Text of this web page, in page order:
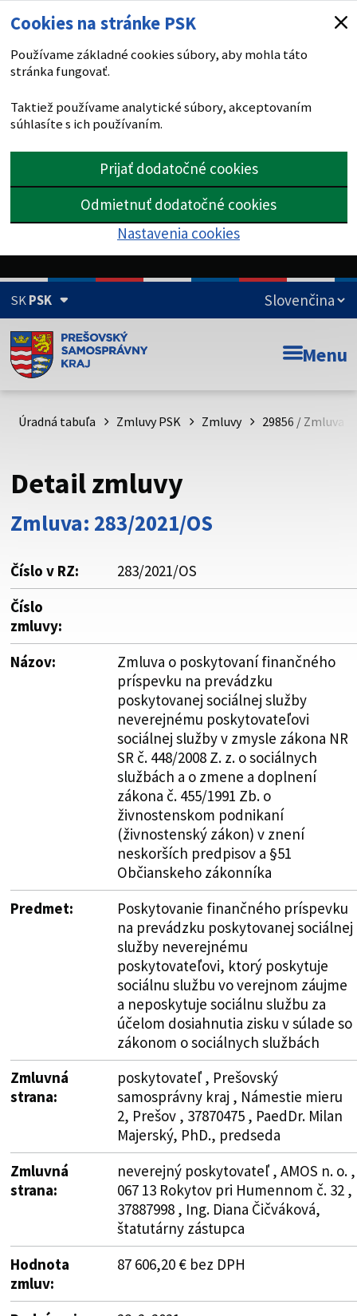
Cookies na stránke PSK
Používame základné cookies súbory, aby mohla táto
stránka fungovať.
Taktiež používame analytické súbory, akceptovaním
súhlasíte s ich používaním.
Prijať dodatočné cookies
Odmietnuť dodatočné cookies
Nastavenia cookies
SKPSK
Doména psk.sk je oficiálna
Toto je oficiálna webová stránka Prešovského
psk.sk.
Buďte pozorní a vždy sa uistite, že zdieľate informácie iba
cez zabezpečenú webovú stránku. Zabezpečená stránka
vždy začína https:// pred názvom domény webového sídla.
Menu
Úradná tabuľa Zmluvy PSK Zmluvy 29856 / Zmluva
Detail zmluvy
Zmluva: 283/2021/OS
Číslo v RZ:
283/2021/OS
Číslo
zmluvy:
Názov:
Zmluva o poskytovaní finančného
príspevku na prevádzku
poskytovanej sociálnej služby
neverejnému poskytovateľovi
sociálnej služby v zmysle zákona NR
SR č. 448/2008 Z. z. o sociálnych
službách a o zmene a doplnení
zákona č. 455/1991 Zb. o
živnostenskom podnikaní
(živnostenský zákon) v znení
neskorších predpisov a §51
Občianskeho zákonníka
Predmet:
Poskytovanie finančného príspevku
na prevádzku poskytovanej sociálnej
služby neverejnému
poskytovateľovi, ktorý poskytuje
sociálnu službu vo verejnom záujme
a neposkytuje sociálnu službu za
účelom dosiahnutia zisku v súlade so
zákonom o sociálnych službách
Zmluvná
strana:
poskytovateľ , Prešovský
samosprávny kraj , Námestie mieru
2, Prešov , 37870475 , PaedDr. Milan
Majerský, PhD., predseda
Zmluvná
strana:
neverejný poskytovateľ , AMOS n. o. ,
067 13 Rokytov pri Humennom č. 32 ,
37887998 , Ing. Diana Čičváková,
štatutárny zástupca
Hodnota
zmluv:
87 606,20 € bez DPH